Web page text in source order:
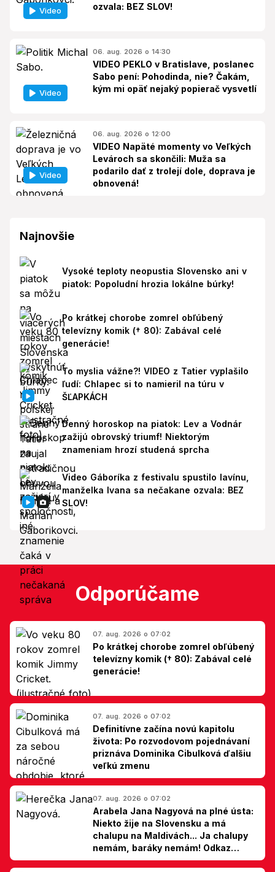
Video
ozvala: BEZ SLOV!
Video
06. aug. 2026 o 14:30
VIDEO PEKLO v Bratislave, poslanec
Sabo pení: Pohodinda, nie? Čakám,
kým mi opäť nejaký popierač vysvetlí
Video
06. aug. 2026 o 12:00
VIDEO Napäté momenty vo Veľkých
Levároch sa skončili: Muža sa
podarilo dať z trolejí dole, doprava je
obnovená!
Najnovšie
Vysoké teploty neopustia Slovensko ani v
piatok: Popoludní hrozia lokálne búrky!
Po krátkej chorobe zomrel obľúbený
televízny komik († 80): Zabával celé
generácie!
To myslia vážne?! VIDEO z Tatier vyplašilo
ľudí: Chlapec si to namieril na túru v
ŠĽAPKÁCH
Denný horoskop na piatok: Lev a Vodnár
zažijú obrovský triumf! Niektorým
znameniam hrozí studená sprcha
Video Gáboríka z festivalu spustilo lavínu,
manželka Ivana sa nečakane ozvala: BEZ
SLOV!
Odporúčame
07. aug. 2026 o 07:02
Po krátkej chorobe zomrel obľúbený
televízny komik († 80): Zabával celé
generácie!
07. aug. 2026 o 07:02
Definitívne začína novú kapitolu
života: Po rozvodovom pojednávaní
priznáva Dominika Cibulková ďalšiu
veľkú zmenu
07. aug. 2026 o 07:02
Arabela Jana Nagyová na plné ústa:
Niekto žije na Slovensku a má
chalupu na Maldivách... Ja chalupy
nemám, baráky nemám! Odkaz
Slovákom